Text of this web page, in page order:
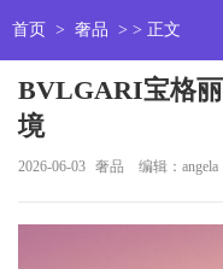
首页 > 奢品 > > 正文
BVLGARI宝格
境
2026-06-03 奢品 编辑：angela